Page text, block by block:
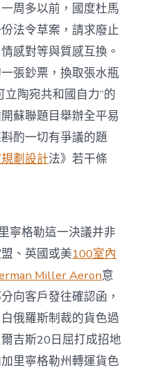
周多以前，國度杜馬
法令草案，請求廢止
感對等與質感互換。
張鈔票，換取張水瓶
陶宛共和國自力”的
蘇聯題目舉辦全平易
酌一切有爭議的題
劃設計法》若干條
格勒這一決議并非
、英國或美100室內
Miller Aeron意
向客戶發往確認函，
俄羅斯制裁的貨色過
吉斯20日屈打成招地
里寧格勒州轉運貨色